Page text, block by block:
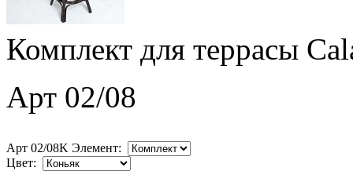
Комплект для террасы
Арт 02/08
Арт 02/08K Элемент:
Цвет: